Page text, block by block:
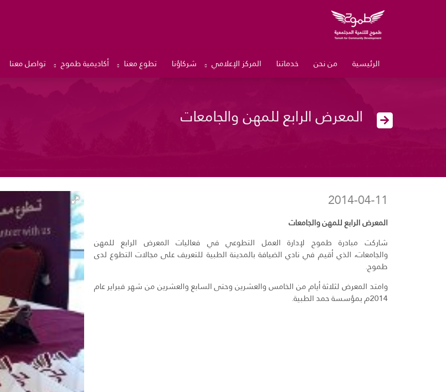
الرئيسية من نحن خدماتنا المركز الإعلامي شركاؤنا تطوع معنا أكاديمية طموح تواصل معنا
المعرض الرابع للمهن والجامعات
2014-04-11
المعرض الرابع للمهن والجامعات
شاركت مبادرة طموح لإدارة العمل التطوعي في فعاليات المعرض الرابع للمهن
والجامعات، الذي أقيم في نادي الضيافة بالمدينة الطبية للتعريف على مجالات التطوع لدى
طموح.
وامتد المعرض لثلاثة أيام من الخامس والعشرين وحتى السابع والعشرين من شهر فبراير عام
2014م بمؤسسة حمد الطبية.